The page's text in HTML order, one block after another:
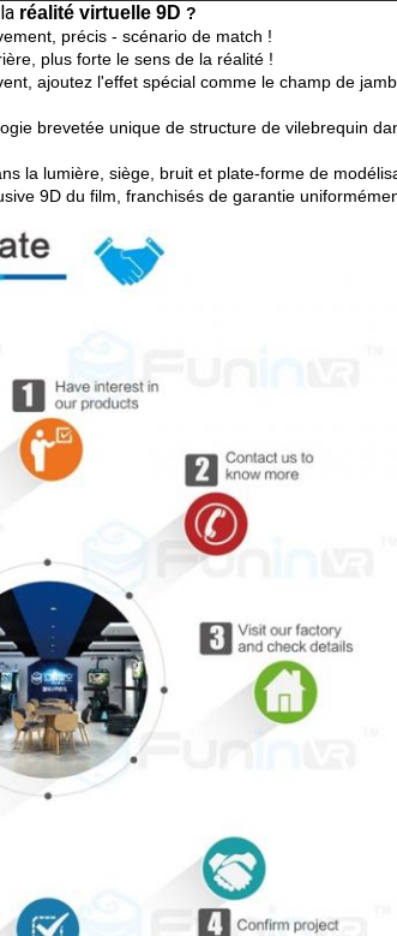
la réalité virtuelle 9D ?
précis - scénario de match !
plus forte le sens de la réalité !
ajoutez l'effet spécial comme le champ de
brevetée unique de structure de vilebrequin
la lumière, siège, bruit et plate-forme de
9D du film, franchisés de garantie